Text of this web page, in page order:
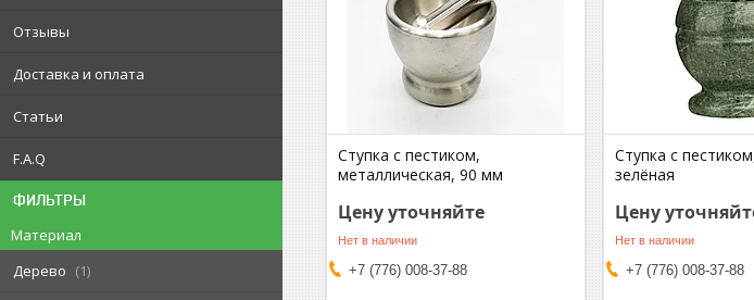
Отзывы
Доставка и оплата
Статьи
F.A.Q
ФИЛЬТРЫ
Материал
Дерево
1
Ступка с пестиком,
металлическая, 90 мм
Цену уточняйте
Нет в наличии
+7 (776) 008-37-88
Ступка с
зелёная
Цену
Нет в наличии
+7 (776) 008-37-88